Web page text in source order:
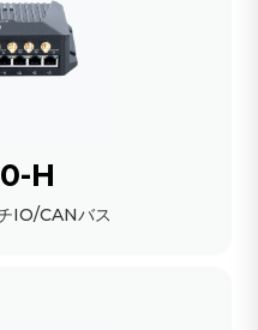
H
IO/CANバス